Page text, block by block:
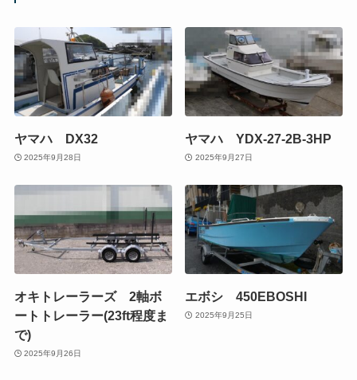
ヤマハ DX32
2025年9月28日
ヤマハ YDX-27-2B-3HP
2025年9月27日
オキトレーラーズ 2軸ボ
ートトレーラー(23ft程度ま
で)
2025年9月26日
エボシ 450EBOSHI
2025年9月25日